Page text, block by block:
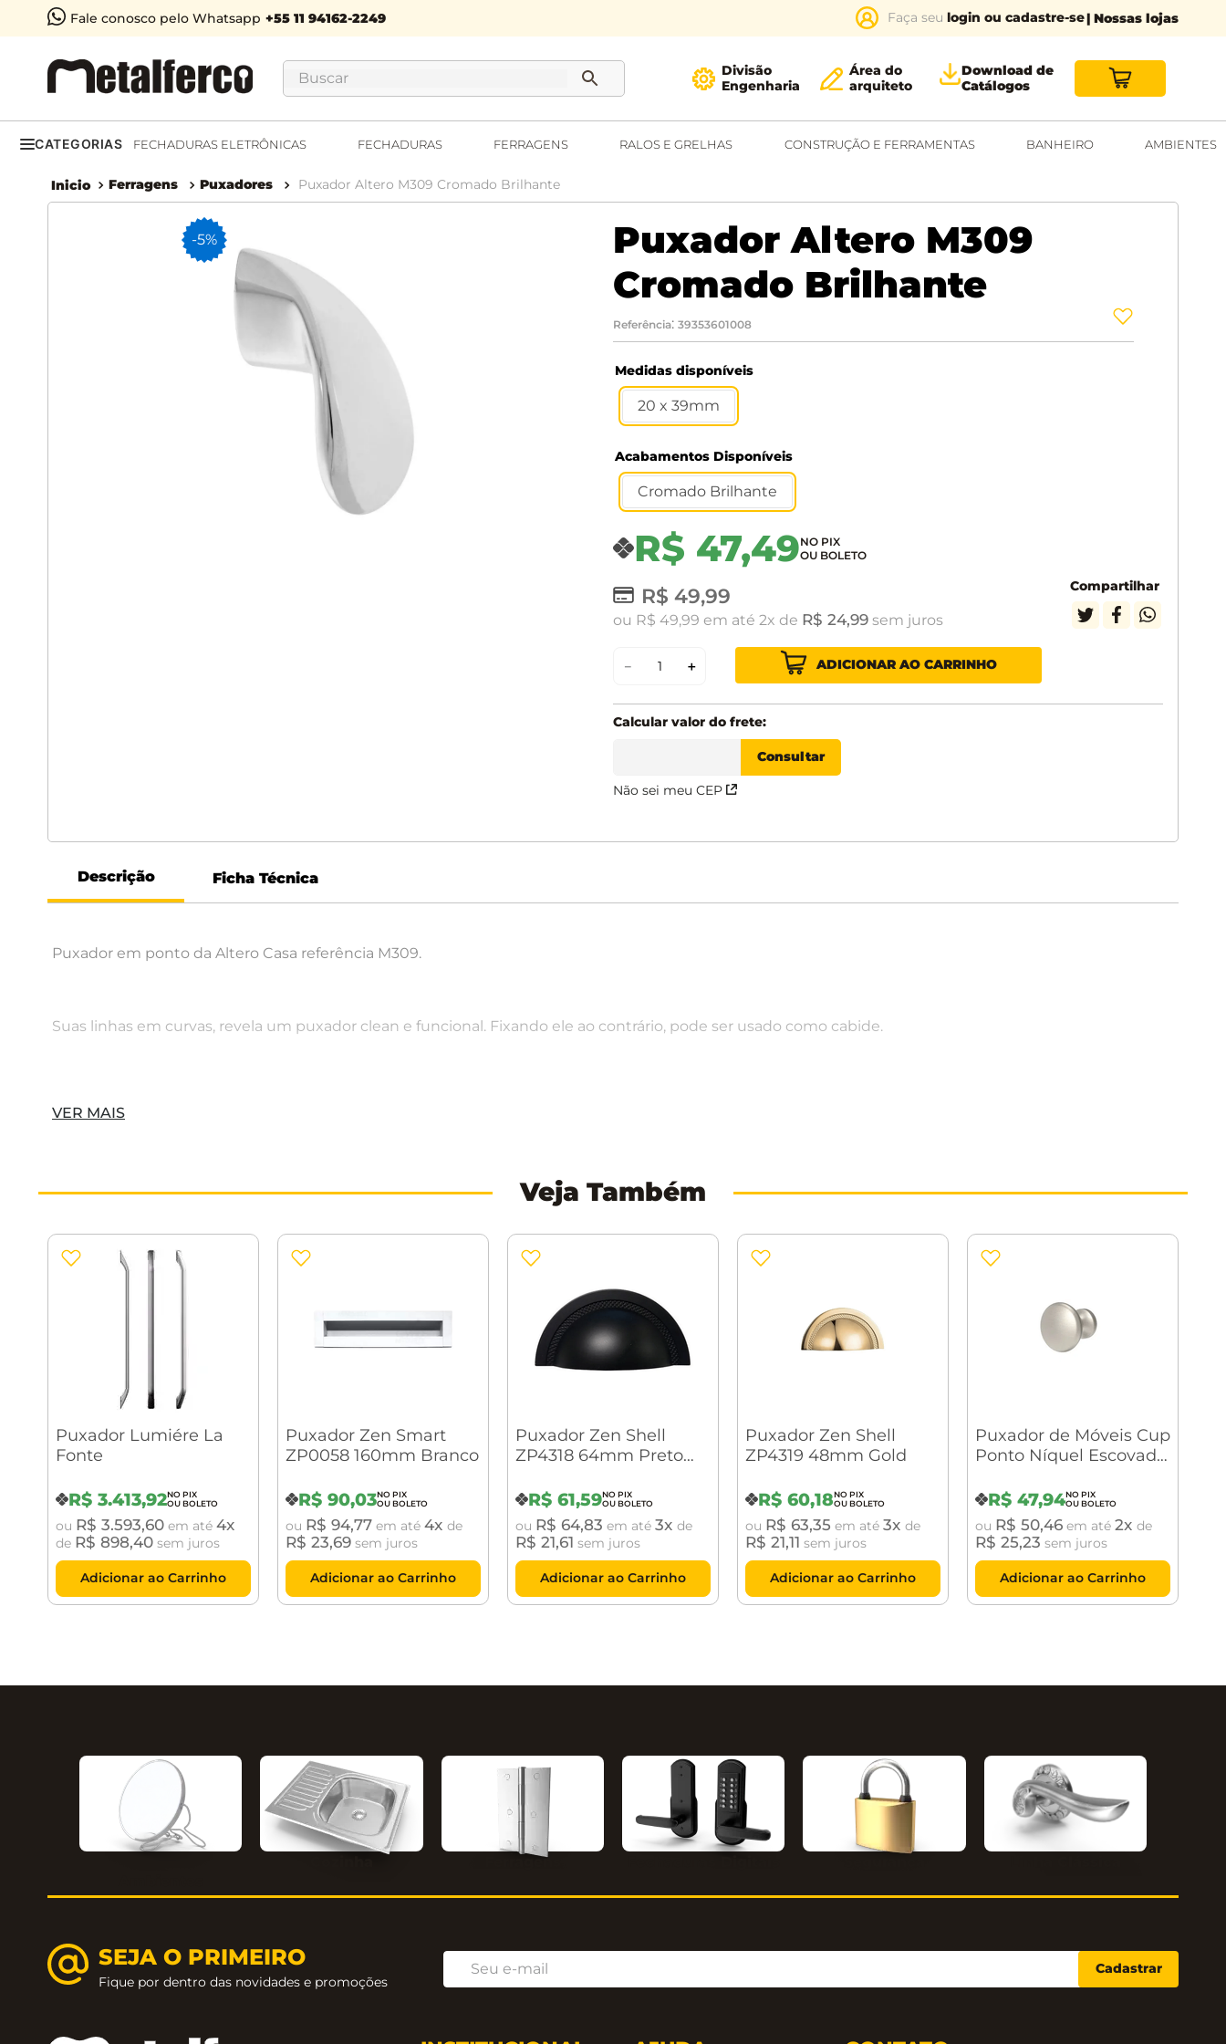
Fale conosco pelo Whatsapp login ou cadastre-se| Nossas lojas
Buscar
Divisão
Engenharia
Área do
arquiteto
Download de
Catálogos
CATEGORIAS FECHADURAS ELETRÔNICAS FECHADURAS FERRAGENS RALOS E GRELHAS CONSTRUÇÃO E FERRAMENTAS BANHEIRO AMBIENTES
Ferragens Puxadores Puxador Altero M309 Cromado Brilhante
-5%
Puxador Altero M309
Cromado Brilhante
Referência: 39353601008
Medidas disponíveis
20 x 39mm
Acabamentos Disponíveis
Cromado Brilhante
R$ 47,49
R$ 49,99
ou R$ 49,99 em até 2 de R$ 24,99 sem juros
Compartilhar
＋
－ ADICIONAR AO CARRINHO
Não sei meu CEP
Descrição Ficha Técnica
Puxador em ponto da Altero Casa referência M309.
Suas linhas em curvas, revela um puxador clean e funcional. Fixando ele ao contrário, pode ser usado como cabide.
VER MAIS
Veja Também
Puxador Lumiére La
Fonte
R$ 3.413,92
ou R$ 3.593,60 em até 4
de R$ 898,40 sem juros
Adicionar ao Carrinho
Puxador Zen Smart
ZP0058 160mm Branco
R$ 90,03
ou R$ 94,77 em até 4 de
R$ 23,69 sem juros
Adicionar ao Carrinho
Puxador Zen Shell
ZP4318 64mm Preto
R$ 61,59
ou R$ 64,83 em até 3 de
R$ 21,61 sem juros
Adicionar ao Carrinho
Puxador Zen Shell
ZP4319 48mm Gold
R$ 60,18
ou R$ 63,35 em até 3 de
R$ 21,11 sem juros
Adicionar ao Carrinho
Puxador de Móveis Cup
Ponto Níquel Escovado
R$ 47,94
ou R$ 50,46 em até 2 de
R$ 25,23 sem juros
Adicionar ao Carrinho
Ferragens
SEJA O PRIMEIRO
Fique por dentro das novidades e promoções
Cadastrar